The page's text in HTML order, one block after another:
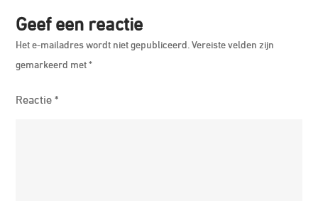
Geef een reactie
Het e-mailadres wordt niet gepubliceerd. Vereiste velden zijn
gemarkeerd met*
Reactie*